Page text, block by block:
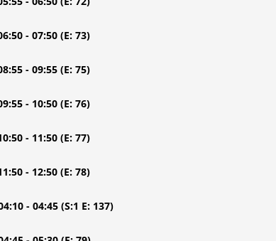
- 07:50 (E: 73)
- 09:55 (E: 75)
- 10:50 (E: 76)
- 11:50 (E: 77)
- 12:50 (E: 78)
- 04:45 (S:1 E: 137)